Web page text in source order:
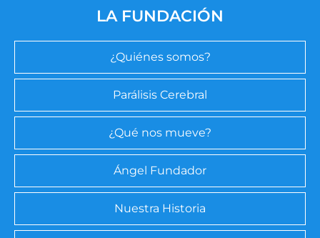
LA FUNDACIÓN
¿Quiénes somos?
Parálisis Cerebral
¿Qué nos mueve?
Ángel Fundador
Nuestra Historia